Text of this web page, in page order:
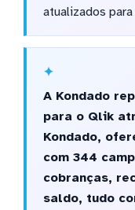
atualizados
A Kondado
para o Qlik
Kondado,
com 344
cobranças,
saldo, tudo